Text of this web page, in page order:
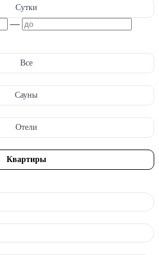
Сутки
—
Все
Сауны
Отели
Квартиры